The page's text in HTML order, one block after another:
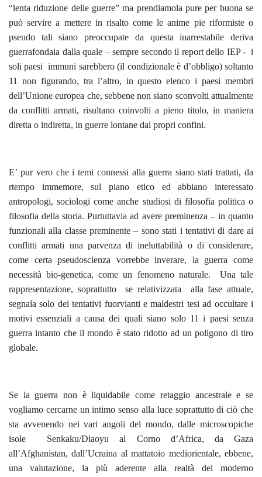
“lenta riduzione delle guerre” ma prendiamola pure per buona se
può servire a mettere in risalto come le anime pie riformiste o
pseudo tali siano preoccupate da questa inarrestabile deriva
guerrafondaia dalla quale – sempre secondo il report dello IEP - i
soli paesi immuni sarebbero (il condizionale è d’obbligo) soltanto
11 non figurando, tra l’altro, in questo elenco i paesi membri
dell’Unione europea che, sebbene non siano sconvolti attualmente
da conflitti armati, risultano coinvolti a pieno titolo, in maniera
diretta o indiretta, in guerre lontane dai propri confini.
E’ pur vero che i temi connessi alla guerra siano stati trattati, da
rtempo immemore, sul piano etico ed abbiano interessato
antropologi, sociologi come anche studiosi di filosofia politica o
filosofia della storia. Purtuttavia ad avere preminenza – in quanto
funzionali alla classe preminente – sono stati i tentativi di dare ai
conflitti armati una parvenza di ineluttabilità o di considerare,
come certa pseudoscienza vorrebbe inverare, la guerra come
necessità bio-genetica, come un fenomeno naturale. Una tale
rappresentazione, soprattutto se relativizzata alla fase attuale,
segnala solo dei tentativi fuorvianti e maldestri tesi ad occultare i
motivi essenziali a causa dei quali siano solo 11 i paesi senza
guerra intanto che il mondo è stato ridotto ad un poligono di tiro
globale.
Se la guerra non è liquidabile come retaggio ancestrale e se
vogliamo cercarne un intimo senso alla luce soprattutto di ciò che
sta avvenendo nei vari angoli del mondo, dalle microscopiche
isole Senkaku/Diaoyu al Corno d’Africa, da Gaza
all’Afghanistan, dall’Ucraina al mattatoio mediorientale, ebbene,
una valutazione, la più aderente alla realtà del moderno